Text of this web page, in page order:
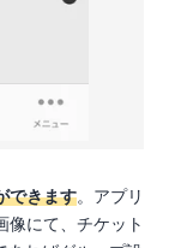
できます。アプリ
像にて、チケット